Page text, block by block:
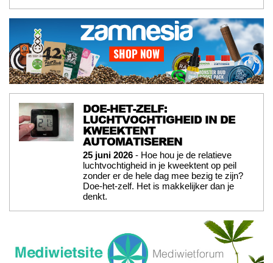
DOE-HET-ZELF:
LUCHTVOCHTIGHEID IN DE
KWEEKTENT
AUTOMATISEREN
25 juni 2026 - Hoe hou je de relatieve
luchtvochtigheid in je kweektent op peil
zonder er de hele dag mee bezig te zijn?
Doe-het-zelf. Het is makkelijker dan je
denkt.